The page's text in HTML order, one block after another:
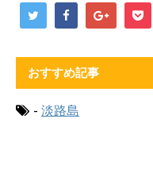
おすすめ記事
- 淡路島